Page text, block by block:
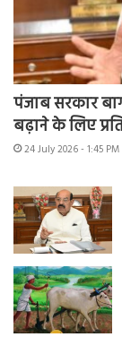
पंजाब सरकार
बढ़ाने के लिए
24 July 2026 - 1:45 PM